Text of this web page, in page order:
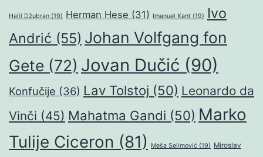
Halil Džubran (19) Herman Hese (31) Imanuel Kant (19)
Ivo
Andrić (55) Johan Volfgang fon
Gete (72) Jovan Dučić (90)
Konfučije (36) Lav Tolstoj (50) Leonardo da
Vinči (45) Mahatma Gandi (50) Marko
Tulije Ciceron (81) Meša Selimović (19) Miroslav